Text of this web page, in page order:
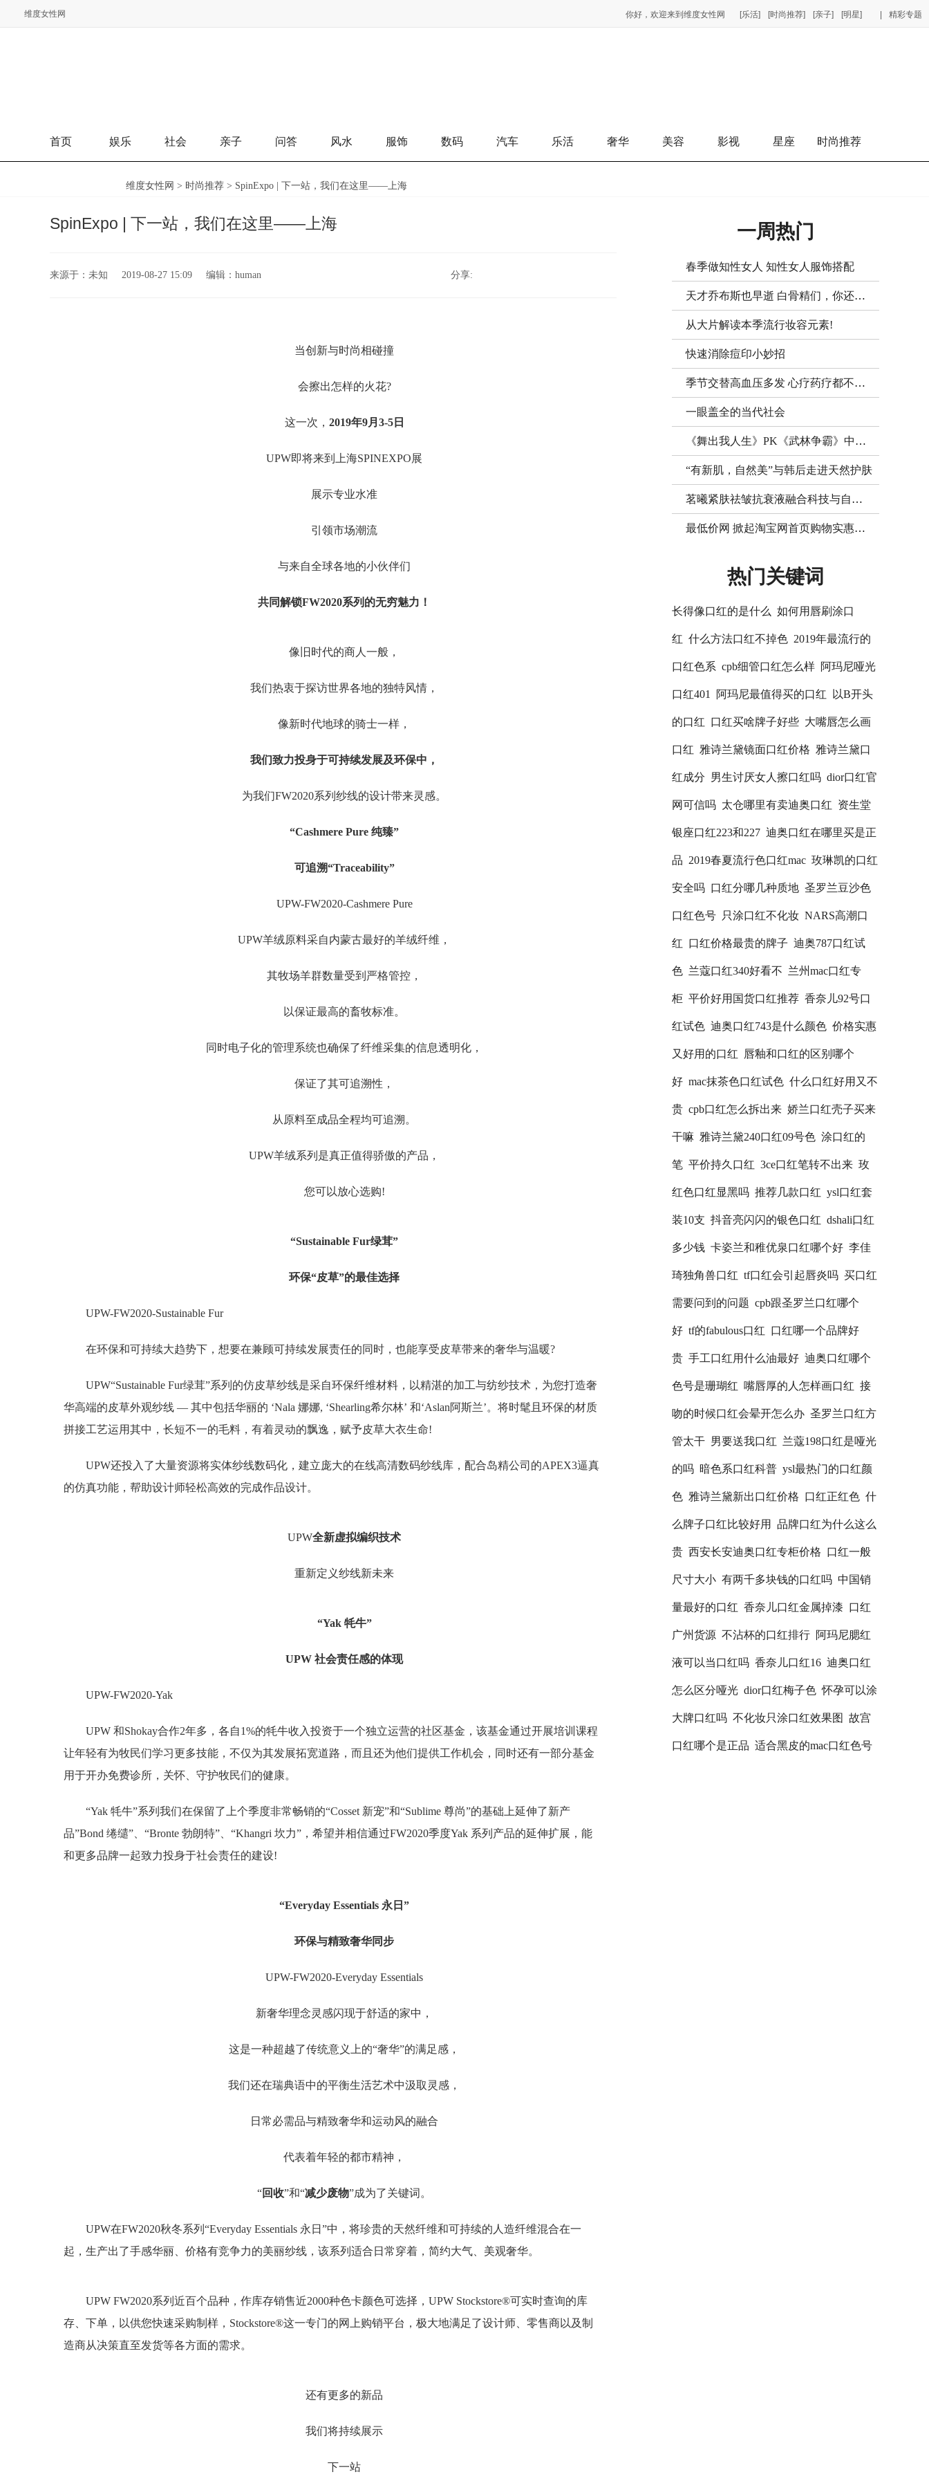
维度女性网 精彩专题
[乐活] [时尚推荐] [亲子] [明星]
你好，欢迎来到维度女性网
首页 娱乐 社会 亲子 问答 风水 服饰 数码 汽车 乐活 奢华 美容 影视 星座 时尚推荐
维度女性网 > 时尚推荐 > SpinExpo | 下一站，我们在这里——上海
SpinExpo | 下一站，我们在这里——上海
来源于： 未知 2019-08-27 15:09 编辑： human 分享:
当创新与时尚相碰撞
会擦出怎样的火花?
这一次， 2019年9月3-5日
UPW即将来到上海SPINEXPO展
展示专业水准
引领市场潮流
与来自全球各地的小伙伴们
共同解锁FW2020系列的无穷魅力！
像旧时代的商人一般，
我们热衷于探访世界各地的独特风情，
像新时代地球的骑士一样，
我们致力投身于可持续发展及环保中，
为我们FW2020系列纱线的设计带来灵感。
“Cashmere Pure 纯臻”
可追溯“Traceability”
UPW-FW2020-Cashmere Pure
UPW羊绒原料采自内蒙古最好的羊绒纤维，
其牧场羊群数量受到严格管控，
以保证最高的畜牧标准。
同时电子化的管理系统也确保了纤维采集的信息透明化，
保证了其可追溯性，
从原料至成品全程均可追溯。
UPW羊绒系列是真正值得骄傲的产品，
您可以放心选购!
“Sustainable Fur绿茸”
环保“皮草”的最佳选择
UPW-FW2020-Sustainable Fur
在环保和可持续大趋势下，想要在兼顾可持续发展责任的同时，也能享受皮草带来的奢华与温暖?
UPW“Sustainable Fur绿茸”系列的仿皮草纱线是采自环保纤维材料，以精湛的加工与纺纱技术，为您打造奢
华高端的皮草外观纱线 — 其中包括华丽的 ‘Nala 娜娜, ‘Shearling希尔林’ 和‘Aslan阿斯兰’。将时髦且环保的材质
拼接工艺运用其中，长短不一的毛料，有着灵动的飘逸，赋予皮草大衣生命!
UPW还投入了大量资源将实体纱线数码化，建立庞大的在线高清数码纱线库，配合岛精公司的APEX3逼真
的仿真功能，帮助设计师轻松高效的完成作品设计。
UPW全新虚拟编织技术
重新定义纱线新未来
“Yak 牦牛”
UPW 社会责任感的体现
UPW-FW2020-Yak
UPW 和Shokay合作2年多，各自1%的牦牛收入投资于一个独立运营的社区基金，该基金通过开展培训课程
让年轻有为牧民们学习更多技能，不仅为其发展拓宽道路，而且还为他们提供工作机会，同时还有一部分基金
用于开办免费诊所，关怀、守护牧民们的健康。
“Yak 牦牛”系列我们在保留了上个季度非常畅销的“Cosset 新宠”和“Sublime 尊尚”的基础上延伸了新产
品”Bond 绻缱”、“Bronte 勃朗特”、“Khangri 坎力”，希望并相信通过FW2020季度Yak 系列产品的延伸扩展，能
和更多品牌一起致力投身于社会责任的建设!
“Everyday Essentials 永日”
环保与精致奢华同步
UPW-FW2020-Everyday Essentials
新奢华理念灵感闪现于舒适的家中，
这是一种超越了传统意义上的“奢华”的满足感，
我们还在瑞典语中的平衡生活艺术中汲取灵感，
日常必需品与精致奢华和运动风的融合
代表着年轻的都市精神，
“回收”和“减少废物”成为了关键词。
UPW在FW2020秋冬系列“Everyday Essentials 永日”中，将珍贵的天然纤维和可持续的人造纤维混合在一
起，生产出了手感华丽、价格有竞争力的美丽纱线，该系列适合日常穿着，简约大气、美观奢华。
UPW FW2020系列近百个品种，作库存销售近2000种色卡颜色可选择，UPW Stockstore®可实时查询的库
存、下单，以供您快速采购制样，Stockstore®这一专门的网上购销平台，极大地满足了设计师、零售商以及制
造商从决策直至发货等各方面的需求。
还有更多的新品
我们将持续展示
下一站
一周热门
春季做知性女人 知性女人服饰搭配
天才乔布斯也早逝 白骨精们，你还有多少健康可透支？
从大片解读本季流行妆容元素!
快速消除痘印小妙招
季节交替高血压多发 心疗药疗都不能少
一眼盖全的当代社会
《舞出我人生》PK《武林争霸》中国好身材引关注
“有新肌，自然美”与韩后走进天然护肤
茗曦紧肤祛皱抗衰液融合科技与自然——还原肌肤年轻态
最低价网 掀起淘宝网首页购物实惠新浪潮
热门关键词
长得像口红的是什么 如何用唇刷涂口
红 什么方法口红不掉色 2019年最流行的
口红色系 cpb细管口红怎么样 阿玛尼哑光
口红401 阿玛尼最值得买的口红 以B开头
的口红 口红买啥牌子好些 大嘴唇怎么画
口红 雅诗兰黛镜面口红价格 雅诗兰黛口
红成分 男生讨厌女人擦口红吗 dior口红官
网可信吗 太仓哪里有卖迪奥口红 资生堂
银座口红223和227 迪奥口红在哪里买是正
品 2019春夏流行色口红mac 玫琳凯的口红
安全吗 口红分哪几种质地 圣罗兰豆沙色
口红色号 只涂口红不化妆 NARS高潮口
红 口红价格最贵的牌子 迪奥787口红试
色 兰蔻口红340好看不 兰州mac口红专
柜 平价好用国货口红推荐 香奈儿92号口
红试色 迪奥口红743是什么颜色 价格实惠
又好用的口红 唇釉和口红的区别哪个
好 mac抹茶色口红试色 什么口红好用又不
贵 cpb口红怎么拆出来 娇兰口红壳子买来
干嘛 雅诗兰黛240口红09号色 涂口红的
笔 平价持久口红 3ce口红笔转不出来 玫
红色口红显黑吗 推荐几款口红 ysl口红套
装10支 抖音亮闪闪的银色口红 dshali口红
多少钱 卡姿兰和稚优泉口红哪个好 李佳
琦独角兽口红 tf口红会引起唇炎吗 买口红
需要问到的问题 cpb跟圣罗兰口红哪个
好 tf的fabulous口红 口红哪一个品牌好
贵 手工口红用什么油最好 迪奥口红哪个
色号是珊瑚红 嘴唇厚的人怎样画口红 接
吻的时候口红会晕开怎么办 圣罗兰口红方
管太干 男要送我口红 兰蔻198口红是哑光
的吗 暗色系口红科普 ysl最热门的口红颜
色 雅诗兰黛新出口红价格 口红正红色 什
么牌子口红比较好用 品牌口红为什么这么
贵 西安长安迪奥口红专柜价格 口红一般
尺寸大小 有两千多块钱的口红吗 中国销
量最好的口红 香奈儿口红金属掉漆 口红
广州货源 不沾杯的口红排行 阿玛尼腮红
液可以当口红吗 香奈儿口红16 迪奥口红
怎么区分哑光 dior口红梅子色 怀孕可以涂
大牌口红吗 不化妆只涂口红效果图 故宫
口红哪个是正品 适合黑皮的mac口红色号